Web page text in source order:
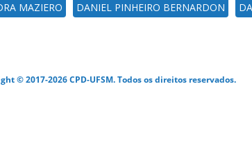
MAZIERO DANIEL PINHEIRO BERNARDON
© 2017-2026 CPD-UFSM. Todos os direitos reservados.